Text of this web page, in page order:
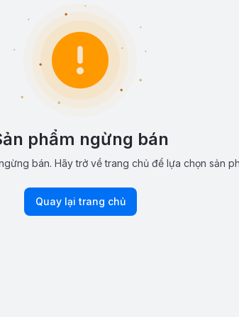
phẩm ngừng bán
bán. Hãy trở về trang chủ để lựa chọn sản
Quay lại trang chủ